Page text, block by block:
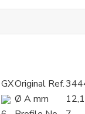
GXOriginal Ref.
Ø A mm